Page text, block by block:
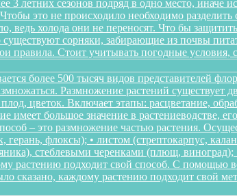
летних сезонов подряд в одно место, иначе
это не происходило необходимо разделить
ведь холода они не переносят. Что бы
сорняки, забирающие из почвы
правила. Стоит учитывать погодные
более 500 тысяч видов представителей
Размножение растений существует
цветок. Включает этапы: расцветание,
имеет большое значение в растениеводстве,
– это размножение частью растения.
флоксы); • листом (стрептокарпус,
стеблевыми черенками (плющ,
растению подходит свой способ. С помощью
сказано, каждому растению подходит свой